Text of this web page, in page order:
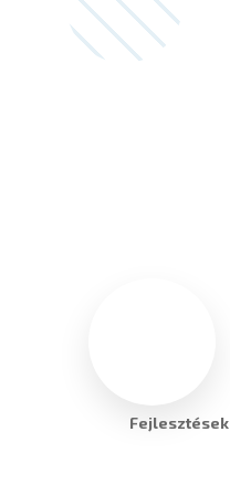
Fejlesztések